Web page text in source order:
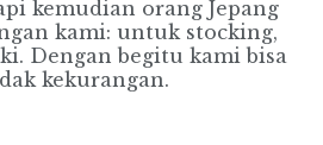
kemudian orang Jepang
kami: untuk stocking,
Dengan begitu kami bisa
kekurangan.